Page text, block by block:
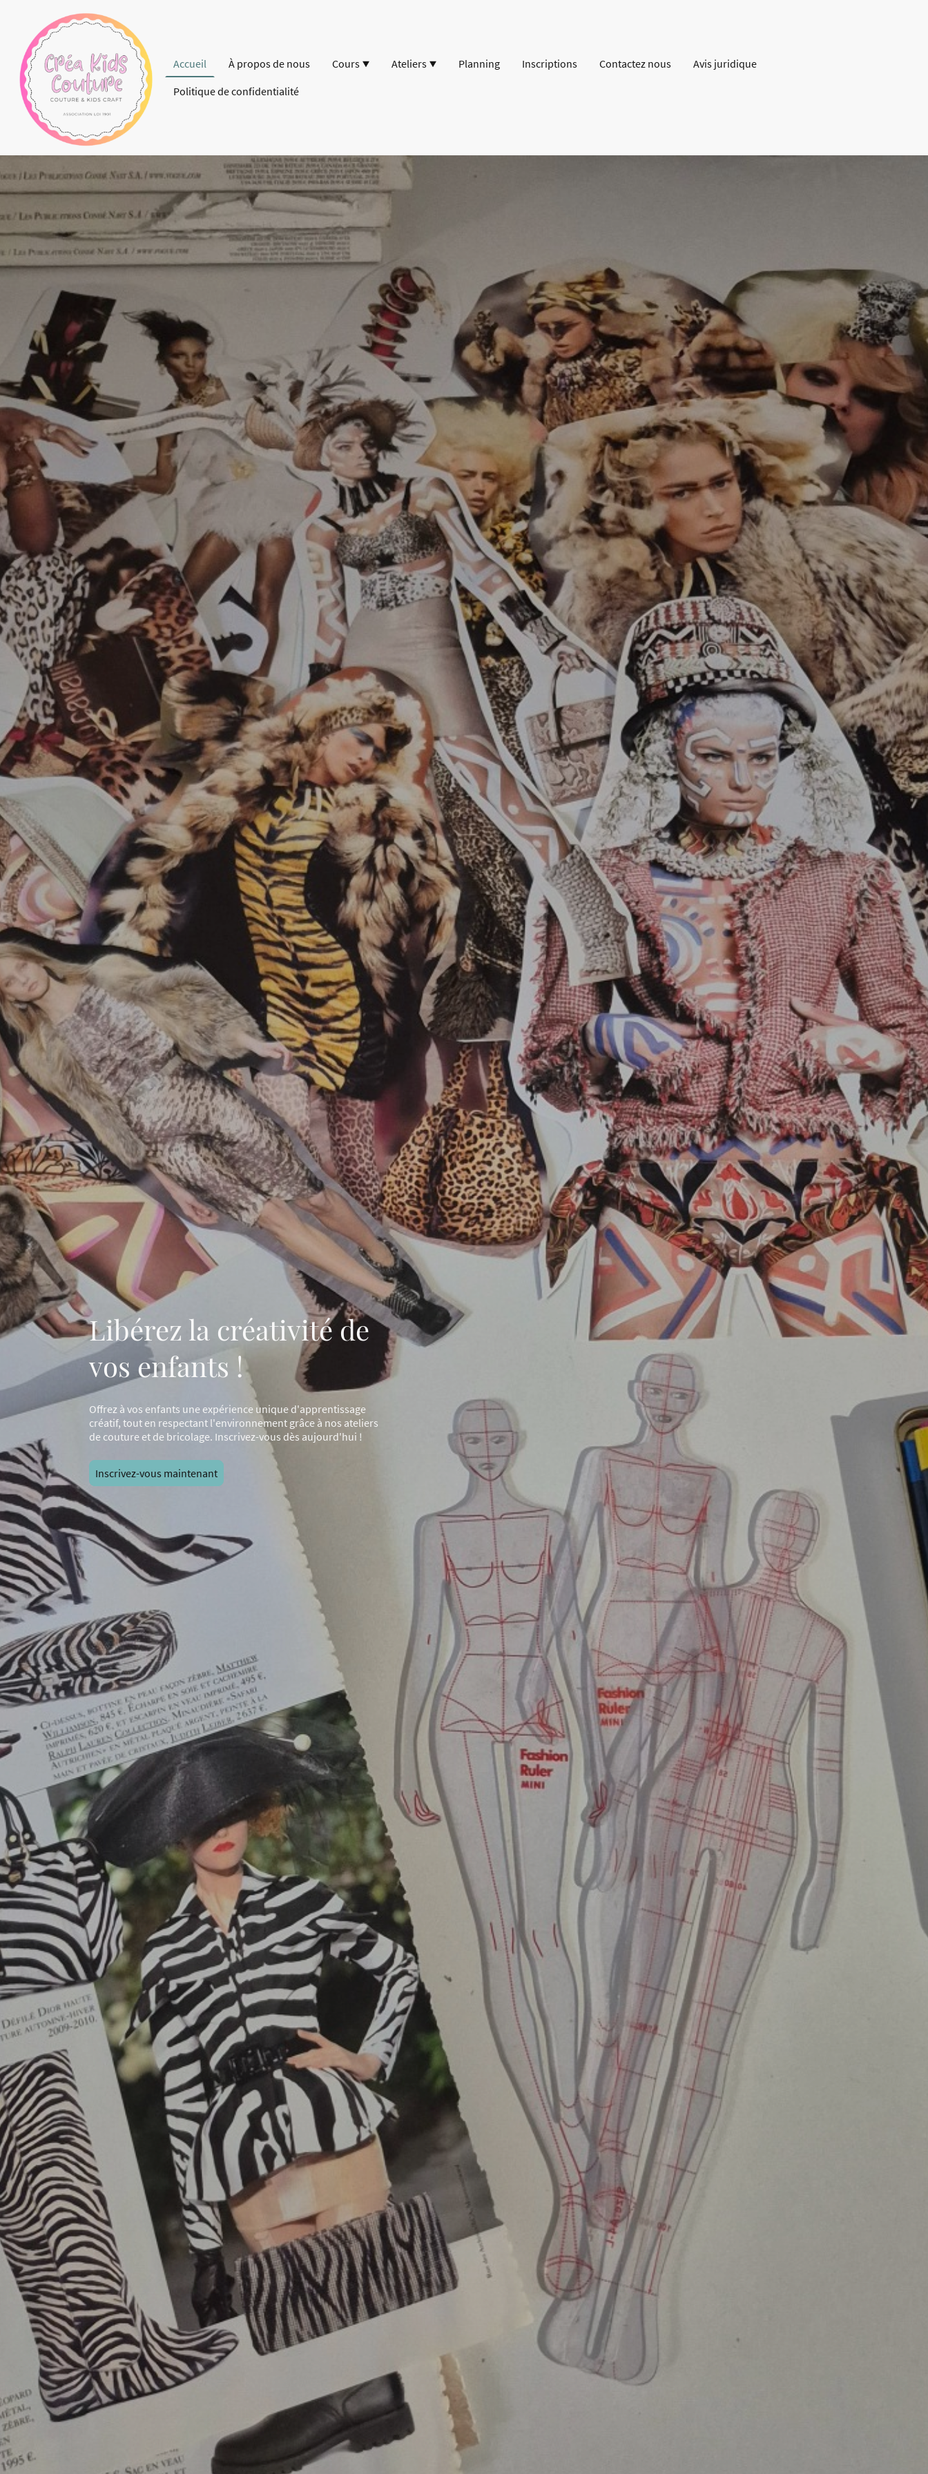
Accueil À propos de nous Cours Ateliers Planning Inscriptions Contactez nous
Avis juridique
Politique de confidentialité
Libérez la créativité de
vos enfants !
Offrez à vos enfants une expérience unique d'apprentissage
créatif, tout en respectant l'environnement grâce à nos ateliers
de couture et de bricolage. Inscrivez-vous dès aujourd'hui !
Inscrivez-vous maintenant